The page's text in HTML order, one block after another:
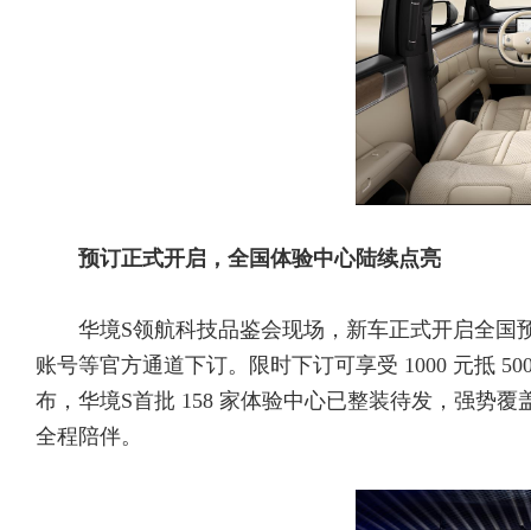
预订正式开启，全国体验中心陆续点亮
华境S领航科技品鉴会现场，新车正式开启全
账号等官方通道下订。限时下订可享受 1000 元抵
布，华境S首批 158 家体验中心已整装待发，强势
全程陪伴。